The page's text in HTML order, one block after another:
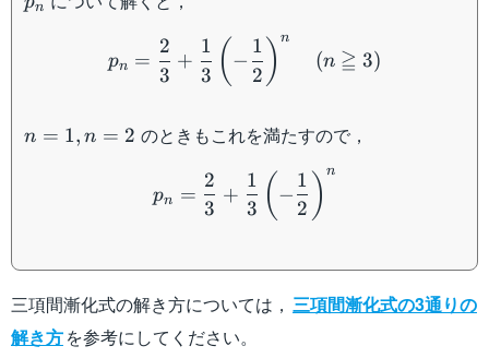
n
pn =
3
2
+
3
1 ( −
2
1 ) n
(n ≧ 3)
n=1,n=2
n = 1, n = 2 のときもこれを満たすので，
p_n =
pn =
3
2
+
3
1 ( −
2
1 ) n
三項間漸化式の解き方については， 三項間漸化式の3通りの
解き方を参考にしてください。